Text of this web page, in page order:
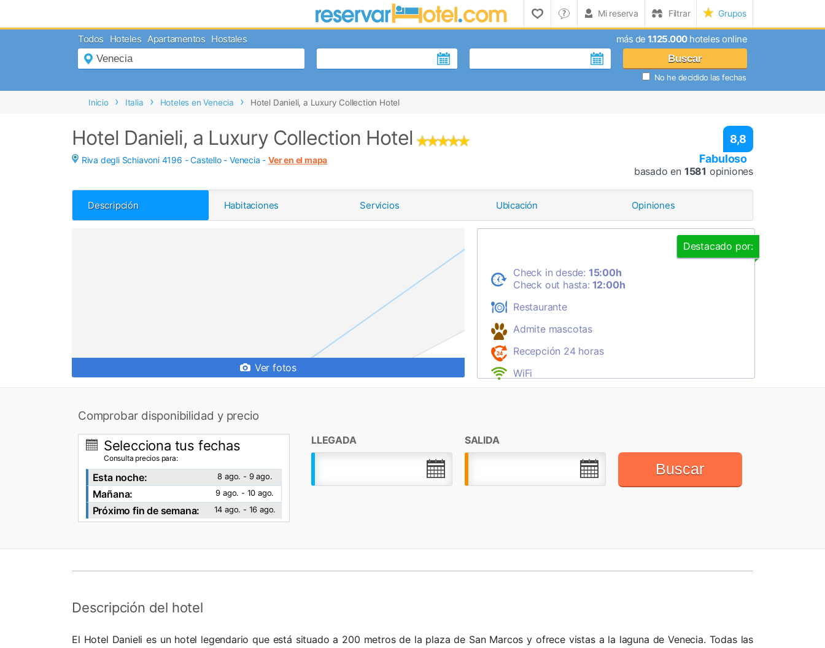
Grupos
Filtrar
Mi reserva
Grupos
Todos Hoteles Apartamentos Hostales más de 1.125.000hoteles online
Buscar
No he decidido las fechas
Inicio Italia Hoteles en Venecia Hotel Danieli, a Luxury Collection Hotel
Hotel Danieli, a Luxury Collection Hotel
8,8
Fabuloso
basado en 1581 opiniones
Riva degli Schiavoni 4196 - Castello -Venecia -Ver en el mapa
Descripción Habitaciones Servicios Ubicación Opiniones
Ver fotos
Destacado por:
Check in desde: 15:00h
Check out hasta: 12:00h
Restaurante
Admite mascotas
Recepción 24 horas
WiFi
Comprobar disponibilidad y precio
Selecciona tus fechas
Consulta precios para:
Esta noche: 8 ago. - 9 ago.
Mañana: 9 ago. - 10 ago.
Próximo fin de semana: 14 ago. - 16 ago.
LLEGADA SALIDA
Buscar
Descripción del hotel
El Hotel Danieli es un hotel legendario que está situado a 200 metros de la plaza de San Marcos y ofrece vistas a la laguna de Venecia. Todas las